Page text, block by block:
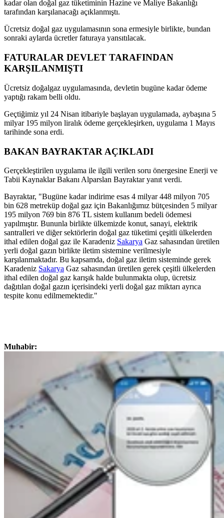
kadar olan doğal gaz tüketiminin Hazine ve Maliye Bakanlığı
tarafından karşılanacağı açıklanmıştı.
Ücretsiz doğal gaz uygulamasının sona ermesiyle birlikte, bundan
sonraki aylarda ücretler faturaya yansıtılacak.
FATURALAR DEVLET TARAFINDAN
KARŞILANMIŞTI
Ücretsiz doğalgaz uygulamasında, devletin bugüne kadar ödeme
yaptığı rakam belli oldu.
Geçtiğimiz yıl 24 Nisan itibariyle başlayan uygulamada, aybaşına 5
milyar 195 milyon liralık ödeme gerçekleşirken, uygulama 1 Mayıs
tarihinde sona erdi.
BAKAN BAYRAKTAR AÇIKLADI
Gerçekleştirilen uygulama ile ilgili verilen soru önergesine Enerji ve
Tabii Kaynaklar Bakanı Alparslan Bayraktar yanıt verdi.
Bayraktar, "Bugüne kadar indirime esas 4 milyar 448 milyon 705
bin 628 metreküp doğal gaz için Bakanlığımız bütçesinden 5 milyar
195 milyon 769 bin 876 TL sistem kullanım bedeli ödemesi
yapılmıştır. Bununla birlikte ülkemizde konut, sanayi, elektrik
santralleri ve diğer sektörlerin doğal gaz tüketimi çeşitli ülkelerden
ithal edilen doğal gaz ile Karadeniz Sakarya Gaz sahasından üretilen
yerli doğal gazın birlikte iletim sistemine verilmesiyle
karşılanmaktadır. Bu kapsamda, doğal gaz iletim sisteminde gerek
Karadeniz Sakarya Gaz sahasından üretilen gerek çeşitli ülkelerden
ithal edilen doğal gaz karışık halde bulunmakta olup, ücretsiz
dağıtılan doğal gazın içerisindeki yerli doğal gaz miktarı ayrıca
tespite konu edilmemektedir."
Muhabir: